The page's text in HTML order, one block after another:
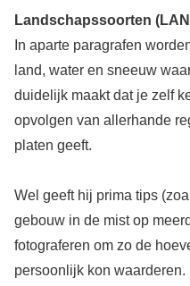
Landschapssoorten
In aparte paragrafen
land, water en sneeuw
duidelijk maakt dat je zelf
opvolgen van allerhande
platen geeft.
Wel geeft hij prima tips
gebouw in de mist op
fotograferen om zo de
persoonlijk kon